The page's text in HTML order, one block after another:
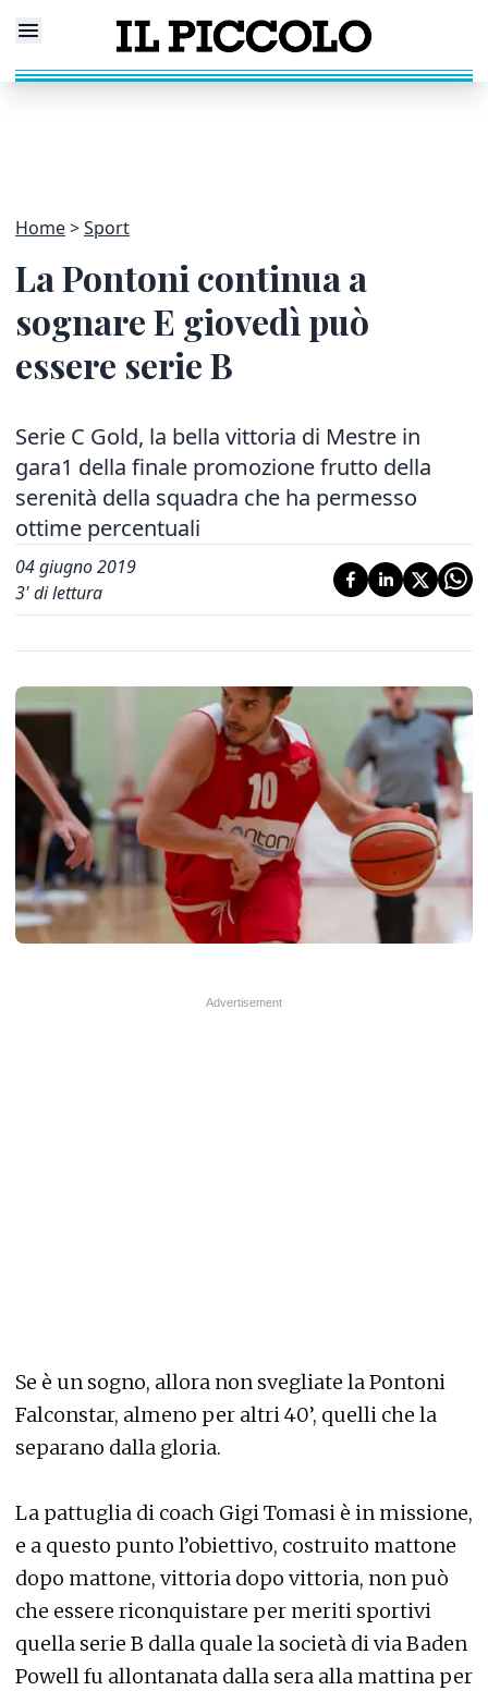
Home Sport
La Pontoni continua a
sognare E giovedì può
essere serie B
Serie C Gold, la bella vittoria di Mestre in
gara1 della finale promozione frutto della
serenità della squadra che ha permesso
ottime percentuali
04 giugno 2019
3' di lettura
Se è un sogno, allora non svegliate la Pontoni
Falconstar, almeno per altri 40’, quelli che la
separano dalla gloria.
La pattuglia di coach Gigi Tomasi è in missione,
e a questo punto l’obiettivo, costruito mattone
dopo mattone, vittoria dopo vittoria, non può
che essere riconquistare per meriti sportivi
quella serie B dalla quale la società di via Baden
Powell fu allontanata dalla sera alla mattina per